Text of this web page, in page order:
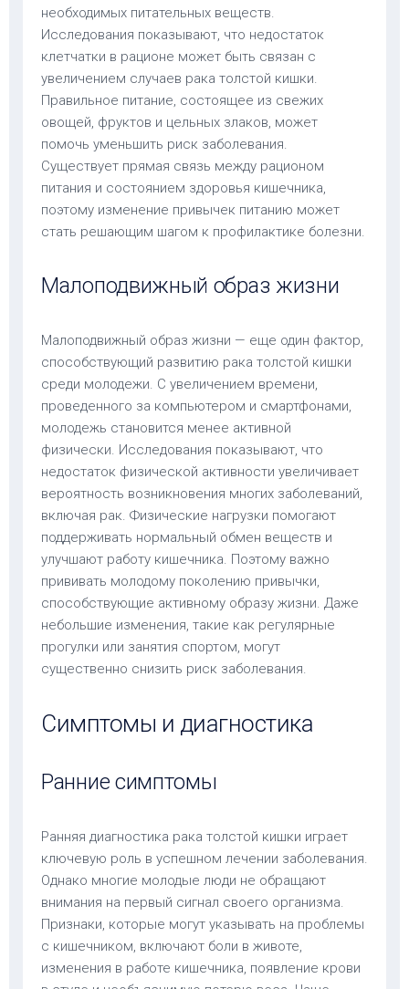
необходимых питательных веществ.
Исследования показывают, что недостаток
клетчатки в рационе может быть связан с
увеличением случаев рака толстой кишки.
Правильное питание, состоящее из свежих
овощей, фруктов и цельных злаков, может
помочь уменьшить риск заболевания.
Существует прямая связь между рационом
питания и состоянием здоровья кишечника,
поэтому изменение привычек питанию может
стать решающим шагом к профилактике болезни.
Малоподвижный образ жизни
Малоподвижный образ жизни — еще один фактор,
способствующий развитию рака толстой кишки
среди молодежи. С увеличением времени,
проведенного за компьютером и смартфонами,
молодежь становится менее активной
физически. Исследования показывают, что
недостаток физической активности увеличивает
вероятность возникновения многих заболеваний,
включая рак. Физические нагрузки помогают
поддерживать нормальный обмен веществ и
улучшают работу кишечника. Поэтому важно
прививать молодому поколению привычки,
способствующие активному образу жизни. Даже
небольшие изменения, такие как регулярные
прогулки или занятия спортом, могут
существенно снизить риск заболевания.
Симптомы и диагностика
Ранние симптомы
Ранняя диагностика рака толстой кишки играет
ключевую роль в успешном лечении заболевания.
Однако многие молодые люди не обращают
внимания на первый сигнал своего организма.
Признаки, которые могут указывать на проблемы
с кишечником, включают боли в животе,
изменения в работе кишечника, появление крови